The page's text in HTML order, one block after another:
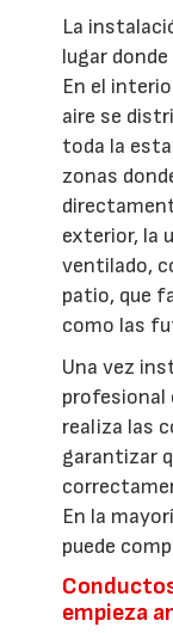
La
lugar
En el
aire se
toda la
zonas
exterior, la
ventilado,
patio, que
como las
Una vez
realiza las
garantizar
En la
puede
empieza